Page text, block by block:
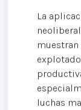
La
luchas